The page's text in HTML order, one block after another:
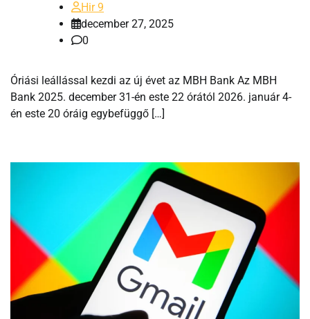
Hir 9
december 27, 2025
0
Óriási leállással kezdi az új évet az MBH Bank Az MBH
Bank 2025. december 31-én este 22 órától 2026. január 4-
én este 20 óráig egybefüggő […]